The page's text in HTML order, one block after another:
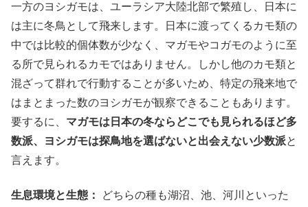
一方のヨシガモは、ユーラシア大陸北部で繁殖し、日本に
は主に冬鳥として飛来します。日本に渡ってくるカモ類の
中では比較的個体数が少なく、マガモやコガモのように至
る所で見られるカモではありません。しかし他のカモ類と
混ざって群れで行動することが多いため、特定の飛来地で
はまとまった数のヨシガモが観察できることもあります。
要するに、 マガモは日本の冬ならどこでも見られるほど多
数派、ヨシガモは探鳥地を選ばないと出会えない少数派と
言えます。
生息環境と生態：
どちらの種も湖沼、池、河川といった